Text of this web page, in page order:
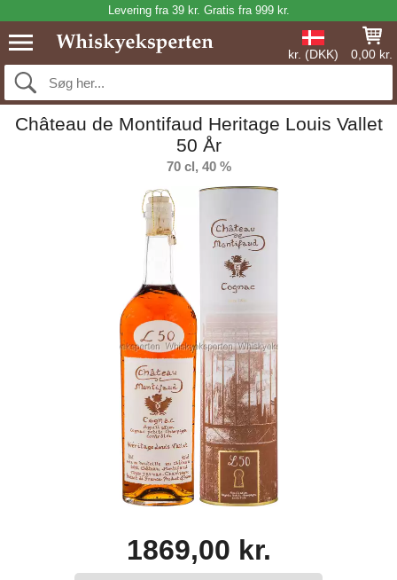
Levering fra 39 kr. Gratis fra 999 kr.
kr. (DKK) 0,00 kr.
Château de Montifaud Heritage Louis Vallet
50 År
70 cl, 40 %
1869,00 kr.